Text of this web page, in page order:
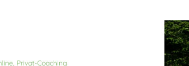
Privat-Coaching